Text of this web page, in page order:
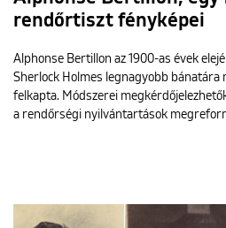
rendőrtiszt fényképei
Alphonse Bertillon az 1900-as évek
Sherlock Holmes legnagyobb bánatára
felkapta. Módszerei
a rendőrségi nyilvántartások